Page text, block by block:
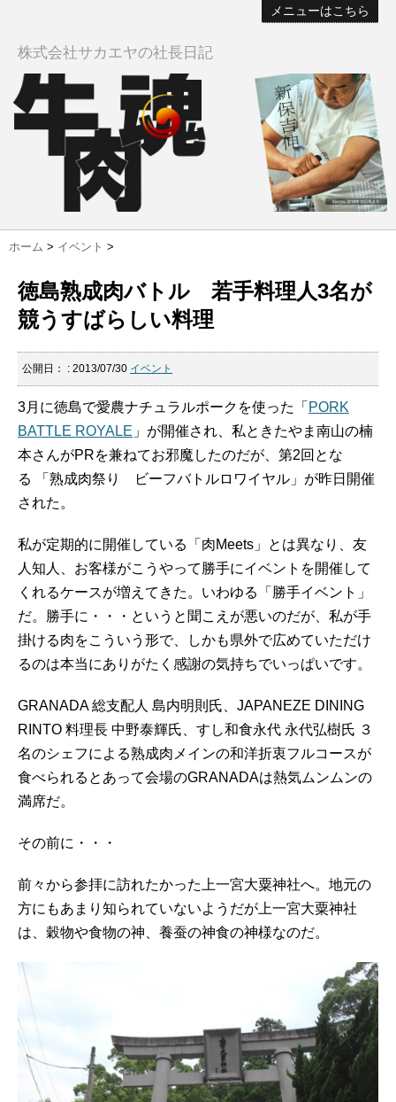
メニューはこちら
株式会社サカエヤの社長日記
ホーム > イベント >
徳島熟成肉バトル 若手料理人3名が
競うすばらしい料理
公開日： : 2013/07/30 イベント
3月に徳島で愛農ナチュラルポークを使った「 PORK
BATTLE ROYALE 」が開催され、私ときたやま南山の楠
本さんがPRを兼ねてお邪魔したのだが、第2回とな
る 「熟成肉祭り ビーフバトルロワイヤル」が昨日開催
された。
私が定期的に開催している「肉Meets」とは異なり、友
人知人、お客様がこうやって勝手にイベントを開催して
くれるケースが増えてきた。いわゆる「勝手イベント」
だ。勝手に・・・というと聞こえが悪いのだが、私が手
掛ける肉をこういう形で、しかも県外で広めていただけ
るのは本当にありがたく感謝の気持ちでいっぱいです。
GRANADA 総支配人 島内明則氏、JAPANEZE DINING
RINTO 料理長 中野泰輝氏、すし和食永代 永代弘樹氏 ３
名のシェフによる熟成肉メインの和洋折衷フルコースが
食べられるとあって会場のGRANADAは熱気ムンムンの
満席だ。
その前に・・・
前々から参拝に訪れたかった上一宮大粟神社へ。地元の
方にもあまり知られていないようだが上一宮大粟神社
は、穀物や食物の神、養蚕の神食の神様なのだ。